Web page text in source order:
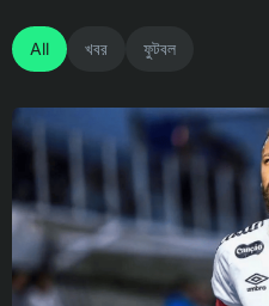
All খবর ফুটবল